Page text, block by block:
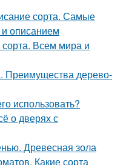
сорта. Самые
описанием
Всем мира и
Преимущества дерево-
использовать?
о дверях с
Древесная зола
Какие сорта